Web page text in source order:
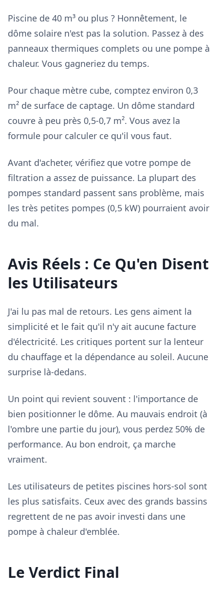
Piscine de 40 m³ ou plus ? Honnêtement, le
dôme solaire n'est pas la solution. Passez à des
panneaux thermiques complets ou une pompe à
chaleur. Vous gagneriez du temps.
Pour chaque mètre cube, comptez environ 0,3
m² de surface de captage. Un dôme standard
couvre à peu près 0,5-0,7 m². Vous avez la
formule pour calculer ce qu'il vous faut.
Avant d'acheter, vérifiez que votre pompe de
filtration a assez de puissance. La plupart des
pompes standard passent sans problème, mais
les très petites pompes (0,5 kW) pourraient avoir
du mal.
Avis Réels : Ce Qu'en Disent
les Utilisateurs
J'ai lu pas mal de retours. Les gens aiment la
simplicité et le fait qu'il n'y ait aucune facture
d'électricité. Les critiques portent sur la lenteur
du chauffage et la dépendance au soleil. Aucune
surprise là-dedans.
Un point qui revient souvent : l'importance de
bien positionner le dôme. Au mauvais endroit (à
l'ombre une partie du jour), vous perdez 50% de
performance. Au bon endroit, ça marche
vraiment.
Les utilisateurs de petites piscines hors-sol sont
les plus satisfaits. Ceux avec des grands bassins
regrettent de ne pas avoir investi dans une
pompe à chaleur d'emblée.
Le Verdict Final